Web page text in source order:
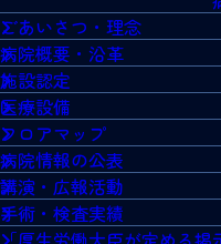
ごあいさつ・理念
病院概要・沿革
施設認定
医療設備
フロアマップ
病院情報の公表
講演・広報活動
手術・検査実績